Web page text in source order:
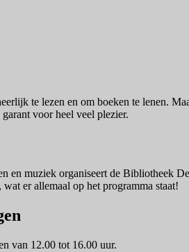
te lezen en om boeken te lenen.
voor heel veel plezier.
en muziek organiseert de Bibliotheek
er allemaal op het programma staat!
van 12.00 tot 16.00 uur.